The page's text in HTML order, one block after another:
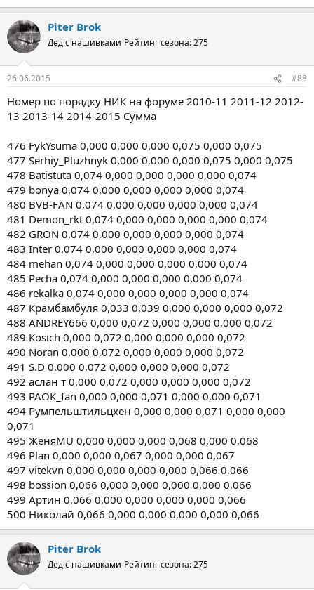
Piter Brok
Дед с нашивками Рейтинг сезона: 275
26.06.2015 #88
Номер по порядку НИК на форуме 2010-11 2011-12 2012-
13 2013-14 2014-2015 Сумма
476 FykYsuma 0,000 0,000 0,000 0,075 0,000 0,075
477 Serhiy_Pluzhnyk 0,000 0,000 0,000 0,075 0,000 0,075
478 Batistuta 0,074 0,000 0,000 0,000 0,000 0,074
479 bonya 0,074 0,000 0,000 0,000 0,000 0,074
480 BVB-FAN 0,074 0,000 0,000 0,000 0,000 0,074
481 Demon_rkt 0,074 0,000 0,000 0,000 0,000 0,074
482 GRON 0,074 0,000 0,000 0,000 0,000 0,074
483 Inter 0,074 0,000 0,000 0,000 0,000 0,074
484 mehan 0,074 0,000 0,000 0,000 0,000 0,074
485 Pecha 0,074 0,000 0,000 0,000 0,000 0,074
486 rekalka 0,074 0,000 0,000 0,000 0,000 0,074
487 Крамбамбуля 0,033 0,039 0,000 0,000 0,000 0,072
488 ANDREY666 0,000 0,072 0,000 0,000 0,000 0,072
489 Kosich 0,000 0,072 0,000 0,000 0,000 0,072
490 Noran 0,000 0,072 0,000 0,000 0,000 0,072
491 S.D 0,000 0,072 0,000 0,000 0,000 0,072
492 аслан т 0,000 0,072 0,000 0,000 0,000 0,072
493 PAOK_fan 0,000 0,000 0,071 0,000 0,000 0,071
494 Румпельштильцхен 0,000 0,000 0,071 0,000 0,000
0,071
495 ЖеняMU 0,000 0,000 0,000 0,068 0,000 0,068
496 Plan 0,000 0,000 0,067 0,000 0,000 0,067
497 vitekvn 0,000 0,000 0,000 0,000 0,066 0,066
498 bossion 0,066 0,000 0,000 0,000 0,000 0,066
499 Артин 0,066 0,000 0,000 0,000 0,000 0,066
500 Николай 0,066 0,000 0,000 0,000 0,000 0,066
Piter Brok
Дед с нашивками Рейтинг сезона: 275